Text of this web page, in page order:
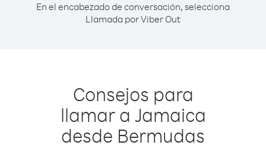
En el encabezado de conversación, selecciona
Llamada por Viber Out
Consejos para
llamar a Jamaica
desde Bermudas